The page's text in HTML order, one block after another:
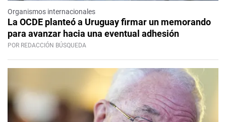
Organismos internacionales
La OCDE planteó a Uruguay firmar un memorando
para avanzar hacia una eventual adhesión
POR REDACCIÓN BÚSQUEDA